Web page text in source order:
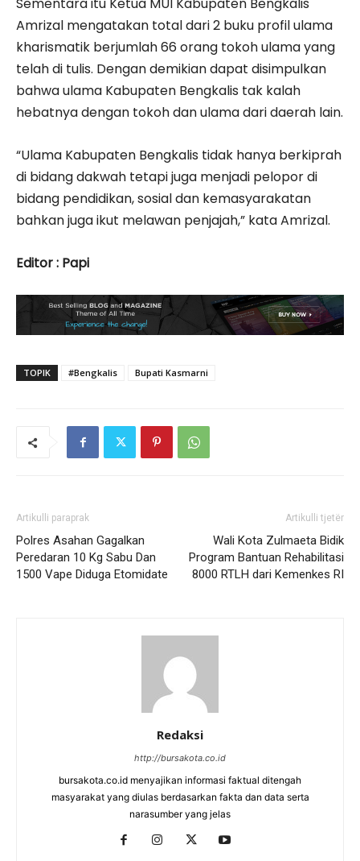
Amrizal mengatakan total dari 2 buku profil ulama
kharismatik berjumlah 66 orang tokoh ulama yang
telah di tulis. Dengan demikian dapat disimpulkan
bahwa ulama Kabupaten Bengkalis tak kalah
hebatnya dengan tokoh dan ulama dari daerah lain.
“Ulama Kabupaten Bengkalis tidak hanya berkiprah
di bidang dakwah tetapi juga menjadi pelopor di
bidang pendidikan, sosial dan kemasyarakatan
bahkan juga ikut melawan penjajah,” kata Amrizal.
Editor : Papi
TOPIK #Bengkalis Bupati Kasmarni
Artikulli paraprak
Polres Asahan Gagalkan
Peredaran 10 Kg Sabu Dan
1500 Vape Diduga Etomidate
Artikulli tjetër
Wali Kota Zulmaeta Bidik
Program Bantuan Rehabilitasi
8000 RTLH dari Kemenkes RI
Redaksi
http://bursakota.co.id
bursakota.co.id menyajikan informasi faktual ditengah
masyarakat yang diulas berdasarkan fakta dan data serta
narasumber yang jelas